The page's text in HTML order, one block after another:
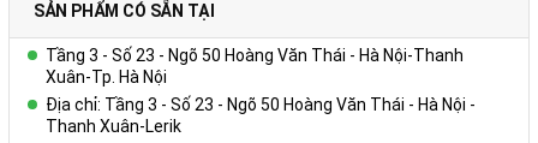
SẢN PHẨM CÓ SẴN TẠI
Tầng 3 - Số 23 - Ngõ 50 Hoàng Văn Thái - Hà Nội-Thanh
Xuân-Tp. Hà Nội
Địa chỉ: Tầng 3 - Số 23 - Ngõ 50 Hoàng Văn Thái - Hà Nội -
Thanh Xuân-Lerik